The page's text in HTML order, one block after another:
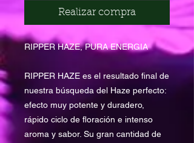
Realizar compra
RIPPER HAZE, PURA ENERGIA
RIPPER HAZE es el resultado final de
nuestra búsqueda del Haze perfecto:
efecto muy potente y duradero,
rápido ciclo de floración e intenso
aroma y sabor. Su gran cantidad de